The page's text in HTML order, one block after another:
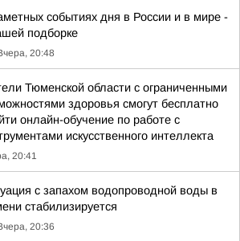
событиях дня в России и в мире -
подборке
20:48
Тюменской области с ограниченными
здоровья смогут бесплатно
онлайн-обучение по работе с
искусственного интеллекта
20:41
с запахом водопроводной воды в
стабилизируется
20:36